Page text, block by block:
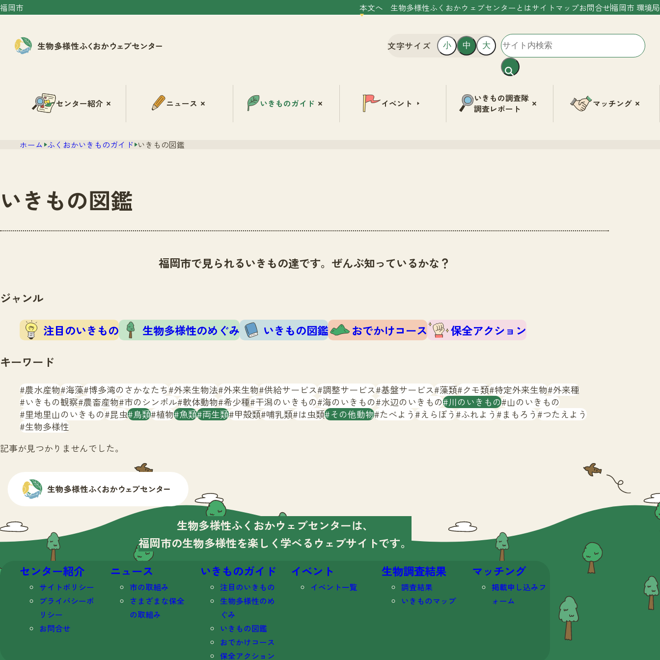
福岡市 本文へ 生物多様性ふくおかウェブセンターとはサイトマップお問合せ福岡市 環境局
文字サイズ 小 中 大
センター紹介 ニュース いきものガイド イベント
いきもの調査隊
調査レポート
マッチング
ホーム ふくおかいきものガイド いきもの図鑑
いきもの図鑑
福岡市で見られるいきもの達です。ぜんぶ知っているかな？
ジャンル
注目のいきもの 生物多様性のめぐみ いきもの図鑑 おでかけコース
保全アクション
キーワード
農水産物 海藻 博多湾のさかなたち 外来生物法 外来生物 供給サービス 調整サービス 基盤サービス 藻類 クモ類 特定外来生物 外来種
いきもの観察 農畜産物 市のシンボル 軟体動物 希少種 干潟のいきもの 海のいきもの 水辺のいきもの 川のいきもの 山のいきもの
里地里山のいきもの 昆虫 鳥類 植物 魚類 両生類 甲殻類 哺乳類 は虫類 その他動物 たべよう えらぼう ふれよう まもろう つたえよう
生物多様性
記事が見つかりませんでした。
生物多様性ふくおかウェブセンターは、
福岡市の生物多様性を楽しく学べる ウェブサイトです。
センター紹介
サイトポリシー
プライバシーポ
リシー
お問合せ
ニュース
市の取組み
さまざまな保全
の取組み
いきものガイド
注目のいきもの
生物多様性のめ
ぐみ
いきもの図鑑
おでかけコース
保全アクション
イベント
イベント一覧
生物調査結果
調査結果
いきものマップ
マッチング
掲載申し込みフ
ォーム